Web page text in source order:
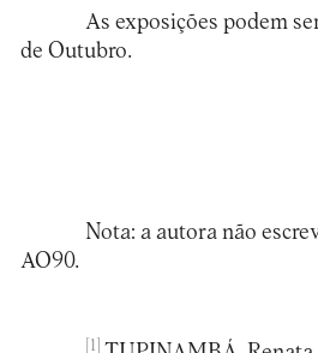
As exposições podem
de Outubro.
Nota: a autora não
AO90.
[1]